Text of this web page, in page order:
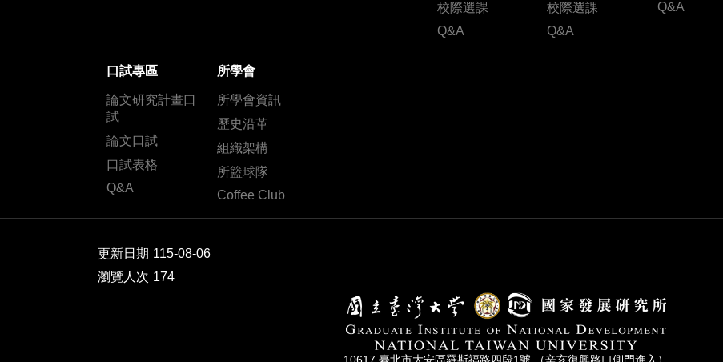
校際選課
Q&A
校際選課
Q&A
Q&A
口試專區
論文研究計畫口
試
論文口試
口試表格
Q&A
所學會
所學會資訊
歷史沿革
組織架構
所籃球隊
Coffee Club
更新日期 115-08-06
瀏覽人次 174